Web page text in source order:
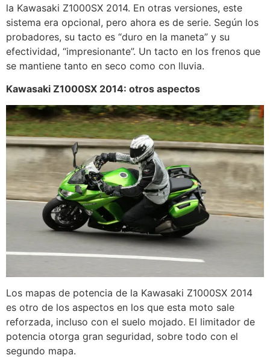
la Kawasaki Z1000SX 2014. En otras versiones, este
sistema era opcional, pero ahora es de serie. Según los
probadores, su tacto es “duro en la maneta” y su
efectividad, “impresionante”. Un tacto en los frenos que
se mantiene tanto en seco como con lluvia.
Kawasaki Z1000SX 2014: otros aspectos
Los mapas de potencia de la Kawasaki Z1000SX 2014
es otro de los aspectos en los que esta moto sale
reforzada, incluso con el suelo mojado. El limitador de
potencia otorga gran seguridad, sobre todo con el
segundo mapa.